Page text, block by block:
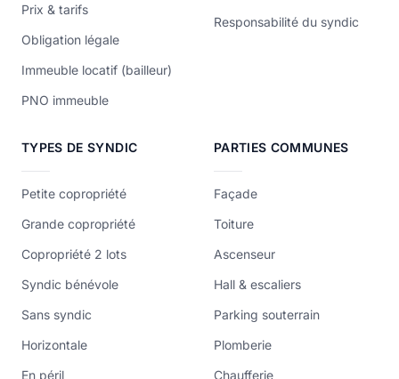
Prix & tarifs
Obligation légale
Immeuble locatif (bailleur)
PNO immeuble
Responsabilité du syndic
TYPES DE SYNDIC
Petite copropriété
Grande copropriété
Copropriété 2 lots
Syndic bénévole
Sans syndic
Horizontale
En péril
PARTIES COMMUNES
Façade
Toiture
Ascenseur
Hall & escaliers
Parking souterrain
Plomberie
Chaufferie